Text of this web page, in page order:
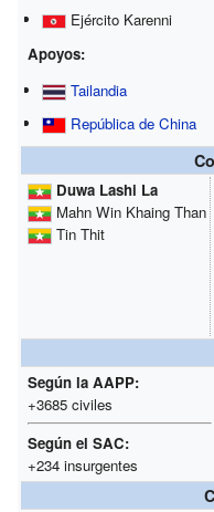
Ejército Karenni
Apoyos:
Tailandia
República de China
Duwa Lashi La
Mahn Win Khaing Than
Tin Thit
Según la AAPP:
+3685 civiles
Según el SAC:
+234 insurgentes